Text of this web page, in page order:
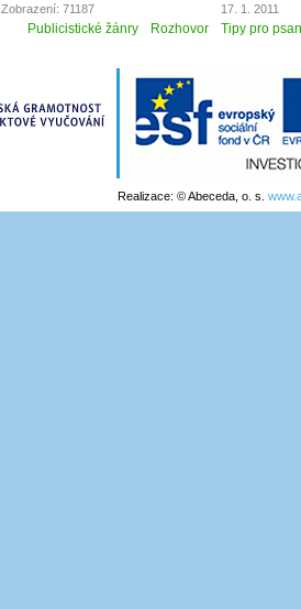
Zobrazení: 71187 17. 1. 2011
Publicistické žánry Rozhovor Tipy pro
Realizace: © Abeceda, o. s.